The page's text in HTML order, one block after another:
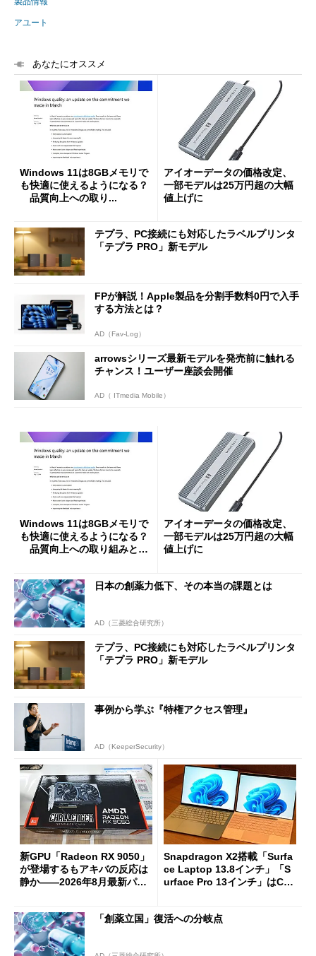
アユート
あなたにオススメ
Windows 11は8GBメモリで
も快適に使えるようになる？
品質向上への取り...
アイオーデータの価格改定、
一部モデルは25万円超の大幅
値上げに
テプラ、PC接続にも対応したラベルプリンタ
「テプラ PRO」新モデル
FPが解説！Apple製品を分割手数料0円で入手
する方法とは？
AD（Fav-Log）
arrowsシリーズ最新モデルを発売前に触れる
チャンス！ユーザー座談会開催
AD（ ITmedia Mobile）
Windows 11は8GBメモリで
も快適に使えるようになる？
品質向上への取り組みと
アイオーデータの価格改定、
一部モデルは25万円超の大幅
値上げに
日本の創薬力低下、その本当の課題とは
AD（三菱総合研究所）
テプラ、PC接続にも対応したラベルプリンタ
「テプラ PRO」新モデル
事例から学ぶ『特権アクセス管理』
AD（KeeperSecurity）
新GPU「Radeon RX 9050」
が登場するもアキバの反応は
静か――2026年8月最新パー
Snapdragon X2搭載「Surfa
ce Laptop 13.8インチ」「S
urface Pro 13インチ」はCop
た
「創薬立国」復活への分岐点